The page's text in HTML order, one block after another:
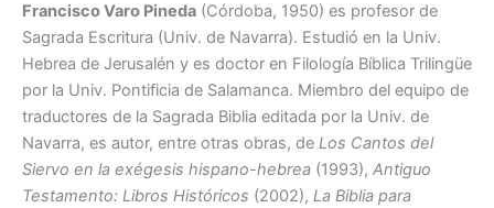
Francisco Varo Pineda (Córdoba, 1950) es profesor de
Sagrada Escritura (Univ. de Navarra). Estudió en la Univ.
Hebrea de Jerusalén y es doctor en Filología Bíblica Trilingüe
por la Univ. Pontificia de Salamanca. Miembro del equipo de
traductores de la Sagrada Biblia editada por la Univ. de
Navarra, es autor, entre otras obras, de Los Cantos del
Siervo en la exégesis hispano-hebrea (1993), Antiguo
Testamento: Libros Históricos (2002), La Biblia para